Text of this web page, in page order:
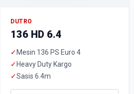
DUTRO
136 HD 6.4
✓ Mesin 136 PS Euro 4
✓ Heavy Duty Kargo
✓Sasis 6.4m